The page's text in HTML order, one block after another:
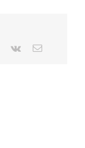
Pinterest
Vk Email